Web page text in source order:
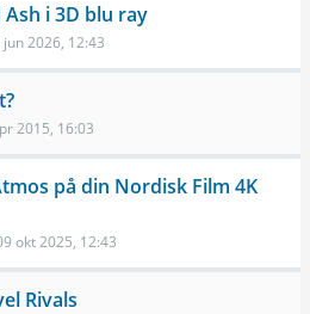
i 3D blu ray
jun 2026, 12:43
2015, 16:03
på din Nordisk Film 4K
okt 2025, 12:43
Rivals